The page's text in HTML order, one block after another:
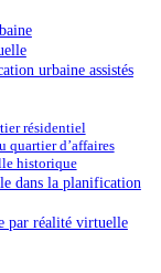
urbaine assistés
résidentiel
quartier d’affaires
historique
dans la planification
par réalité virtuelle